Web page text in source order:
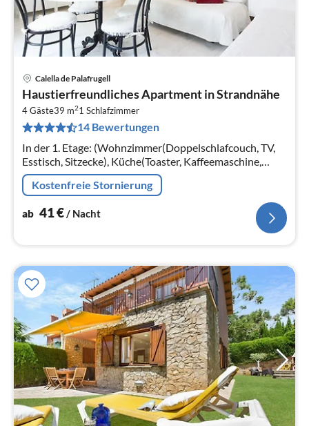
Calella de Palafrugell
Haustierfreundliches Apartment in Strandnähe
4 Gäste39 m21 Schlafzimmer
14 Bewertungen
In der 1. Etage: (Wohnzimmer(Doppelschlafcouch, TV,
Esstisch, Sitzecke), Küche(Toaster, Kaffeemaschine,
Backofen, Mikrowelle, Kühlschrank, Tiefkühlschrank, )
Kostenfreie Stornierung
ab 41€/ Nacht